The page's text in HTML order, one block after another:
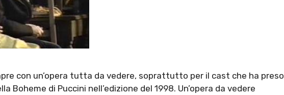
con un’opera tutta da vedere, soprattutto per il cast che ha preso
Boheme di Puccini nell’edizione del 1998. Un’opera da vedere